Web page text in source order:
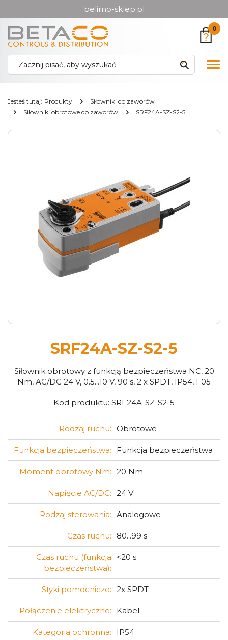
do menu
głównego
do
menu
w
stopce
belimo-sklep.pl
0
Jesteś tutaj: Produkty
Siłowniki do zaworów
Silowniki obrotowe do zaworów
SRF24A-SZ-S2-5
SRF24A-SZ-S2-5
Siłownik obrotowy z funkcją bezpieczeństwa NC, 20
Nm, AC/DC 24 V, 0.5...10 V, 90 s, 2 x SPDT, IP54, F05
Kod produktu: SRF24A-SZ-S2-5
Rodzaj ruchu: Obrotowe
Funkcja bezpieczeństwa: Funkcja bezpieczeństwa
Moment obrotowy Nm: 20 Nm
Napięcie AC/DC: 24 V
Rodzaj sterowania: Analogowe
Czas ruchu: 80...99 s
Czas ruchu (funkcja
bezpieczeństwa):
<20 s
Styki pomocnicze: 2x SPDT
Połączenie elektryczne: Kabel
Kategoria ochronna: IP54